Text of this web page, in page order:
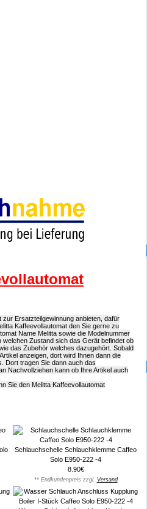
Ersatzteilgewinnung anbieten, dafür
Kaffeevollautomat den Sie gerne zu
Name Melitta sowie die Modelnummer
welchen Zustand sich das Gerät befindet ob
das Zubehör welches dazugehört. Sobald
anzeigen, dort wird Ihnen dann die
Dort tragen Sie dann auch das
Nachvollziehen kann ob Ihre Artikel auch
Sie den Melitta Kaffeevollautomat
Schlauchschelle Schlauchklemme Caffeo
Solo E950-222 -4
8.90€
** Endkundenpreis zzgl. Versand